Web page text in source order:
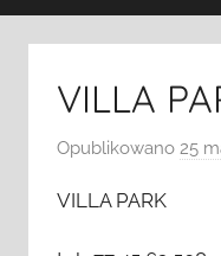
VILLA
Opublikowano 25
VILLA PARK